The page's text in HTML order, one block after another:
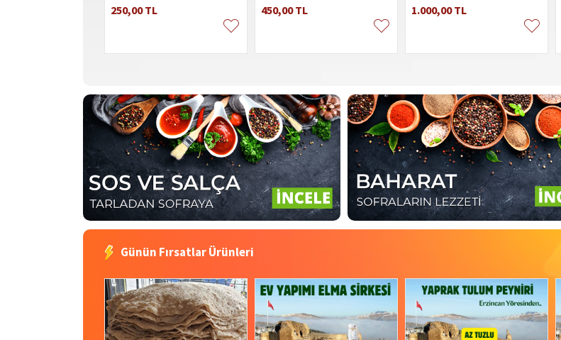
250,00 TL 450,00 TL 1.000,00 TL
Günün Fırsatlar Ürünleri